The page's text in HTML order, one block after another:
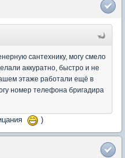
сантехнику, могу смело
аккуратно, быстро и не
этаже работали ещё в
номер телефона бригадира
)